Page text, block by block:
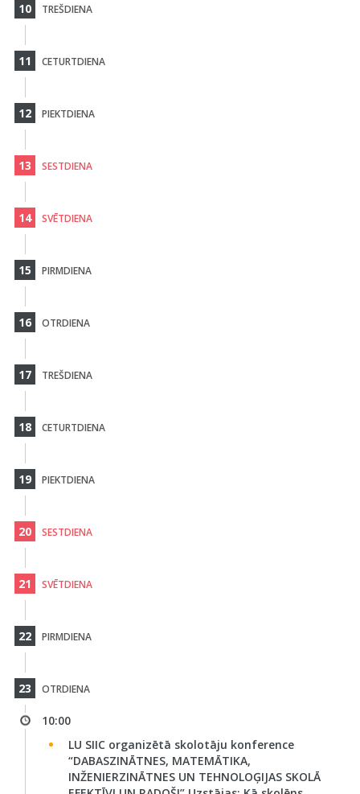
10 TREŠDIENA
11 CETURTDIENA
12 PIEKTDIENA
13 SESTDIENA
14 SVĒTDIENA
15 PIRMDIENA
16 OTRDIENA
17 TREŠDIENA
18 CETURTDIENA
19 PIEKTDIENA
20 SESTDIENA
21 SVĒTDIENA
22 PIRMDIENA
23 OTRDIENA
10:00
LU SIIC organizētā skolotāju konference
“DABASZINĀTNES, MATEMĀTIKA,
INŽENIERZINĀTNES UN TEHNOLOĢIJAS SKOLĀ